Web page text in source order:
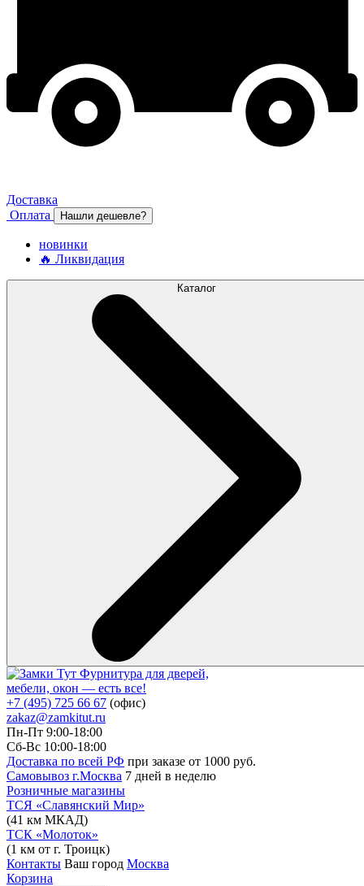
Доставка
Оплата
Нашли дешевле?
новинки
🔥 Ликвидация
Каталог
Фурнитура для дверей,
мебели, окон — есть все!
+7 (495) 725 66 67 (офис)
zakaz@zamkitut.ru
Пн-Пт 9:00-18:00
Сб-Вс 10:00-18:00
Доставка по всей РФ при заказе от 1000 руб.
Самовывоз г.Москва 7 дней в неделю
Розничные магазины
ТСЯ «Славянский Мир»
(41 км МКАД)
ТСК «Молоток»
(1 км от г. Троицк)
Контакты Ваш город Москва
Корзина